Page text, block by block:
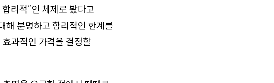
리적”인 체제로 봤다고
해 분명하고 합리적인 한계를
과적인 가격을 결정할